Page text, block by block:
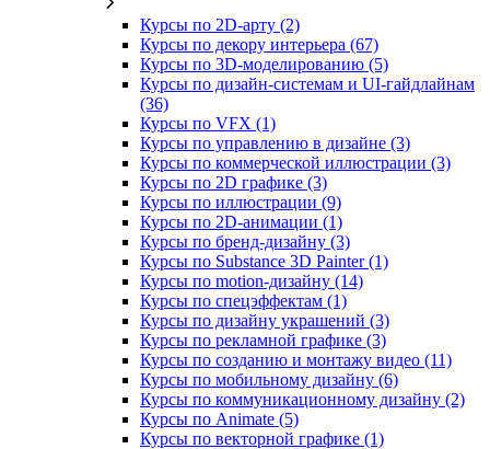
Курсы по 2D‑арту (2)
Курсы по декору интерьера (67)
Курсы по 3D‑моделированию (5)
Курсы по дизайн-системам и UI-гайдлайнам
(36)
Курсы по VFX (1)
Курсы по управлению в дизайне (3)
Курсы по коммерческой иллюстрации (3)
Курсы по 2D графике (3)
Курсы по иллюстрации (9)
Курсы по 2D‑анимации (1)
Курсы по бренд‑дизайну (3)
Курсы по Substance 3D Painter (1)
Курсы по motion-дизайну (14)
Курсы по спецэффектам (1)
Курсы по дизайну украшений (3)
Курсы по рекламной графике (3)
Курсы по созданию и монтажу видео (11)
Курсы по мобильному дизайну (6)
Курсы по коммуникационному дизайну (2)
Курсы по Animate (5)
Курсы по векторной графике (1)